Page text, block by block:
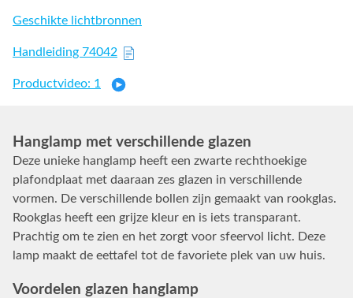
Geschikte lichtbronnen
Handleiding 74042
Productvideo: 1
Hanglamp met verschillende glazen
Deze unieke hanglamp heeft een zwarte rechthoekige
plafondplaat met daaraan zes glazen in verschillende
vormen. De verschillende bollen zijn gemaakt van rookglas.
Rookglas heeft een grijze kleur en is iets transparant.
Prachtig om te zien en het zorgt voor sfeervol licht. Deze
lamp maakt de eettafel tot de favoriete plek van uw huis.
Voordelen glazen hanglamp